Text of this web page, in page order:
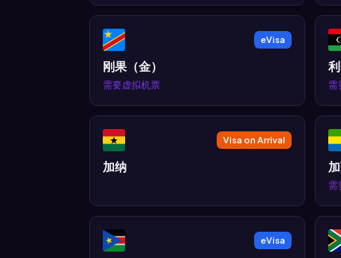
eVisa
刚果（金）
需要虚拟机票 需
Visa on Arrival
加纳
需
eVisa